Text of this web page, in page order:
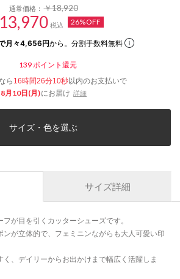
通常価格：￥18,920
税込 26%OFF
月々4,656円から。分割手数料無料
139 ポイント還元
ら 16時間26分10秒以内のお支払いで
8月10日(月)にお届け 詳細
サイズ・色を選ぶ
サイズ詳細
が目を引くカッターシューズです。
ンが立体的で、フェミニンながらも大人可愛い印
、デイリーからお出かけまで幅広く活躍しま